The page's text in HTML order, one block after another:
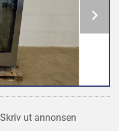
Skriv ut annonsen